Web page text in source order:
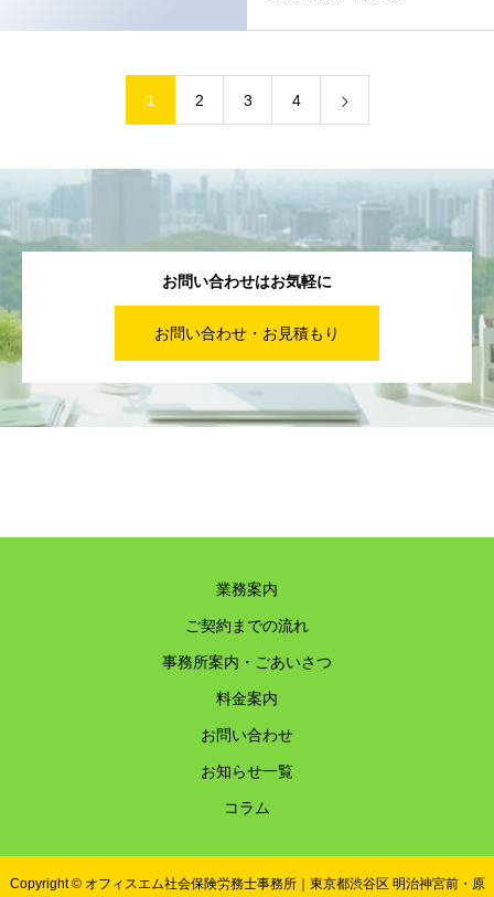
1 2 3 4
お問い合わせはお気軽に
お問い合わせ・お見積もり
業務案内
ご契約までの流れ
事務所案内・ごあいさつ
料金案内
お問い合わせ
お知らせ一覧
コラム
Copyright © オフィスエム社会保険労務士事務所｜東京都渋谷区 明治神宮前・原